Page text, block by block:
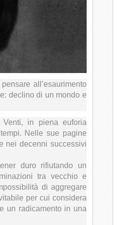
all’esaurimento
declino di un mondo e
in piena euforia
Nelle sue pagine
nei decenni successivi
duro rifiutando un
tra vecchio e
di aggregare
per cui considera
un radicamento in una